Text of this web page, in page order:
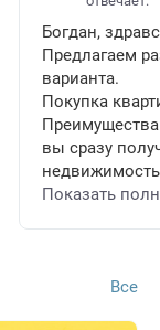
Богдан,
Предлагаем
варианта.
Покупка
Преимущества
вы сразу
Показать
Все